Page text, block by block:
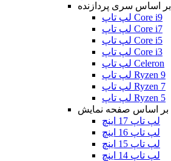
بر اساس سری پردازنده
لپ تاپ Core i9
لپ تاپ Core i7
لپ تاپ Core i5
لپ تاپ Core i3
لپ تاپ Celeron
لپ تاپ Ryzen 9
لپ تاپ Ryzen 7
لپ تاپ Ryzen 5
بر اساس صفحه نمایش
لپ تاپ 17 اینچ
لپ تاپ 16 اینچ
لپ تاپ 15 اینچ
لپ تاپ 14 اینچ